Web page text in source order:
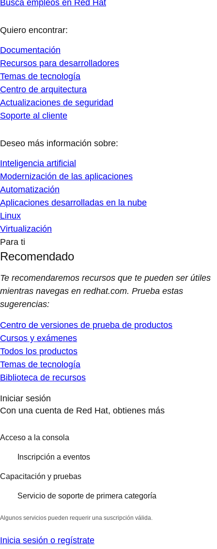
Busca empleos en Red Hat
Quiero encontrar:
Documentación
Recursos para desarrolladores
Temas de tecnología
Centro de arquitectura
Actualizaciones de seguridad
Soporte al cliente
Deseo más información sobre:
Inteligencia artificial
Modernización de las aplicaciones
Automatización
Aplicaciones desarrolladas en la nube
Linux
Virtualización
Para ti
Recomendado
Te recomendaremos recursos que te pueden ser útiles
mientras navegas en redhat.com. Prueba estas
sugerencias:
Centro de versiones de prueba de productos
Cursos y exámenes
Todos los productos
Temas de tecnología
Biblioteca de recursos
Iniciar sesión
Con una cuenta de Red Hat, obtienes más
Acceso a la consola
Inscripción a eventos
Capacitación y pruebas
Servicio de soporte de primera categoría
Algunos servicios pueden requerir una suscripción válida.
Inicia sesión o regístrate